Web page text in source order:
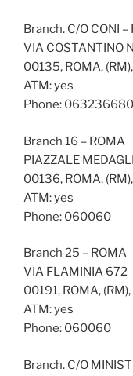
Branch. C/O CONI –
VIA COSTANTINO
00135, ROMA,
ATM: yes
Phone: 063236680
Branch 16 – ROMA
PIAZZALE
00136, ROMA,
ATM: yes
Phone: 060060
Branch 25 – ROMA
VIA FLAMINIA 672
00191, ROMA,
ATM: yes
Phone: 060060
Branch. C/O